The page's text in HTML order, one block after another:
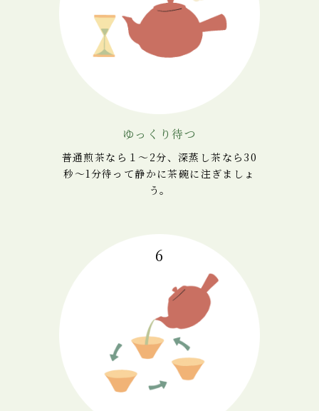
ゆっくり待つ
普通煎茶なら１～2分、深蒸し茶なら30
秒～1分待って静かに茶碗に注ぎましょ
う。
6